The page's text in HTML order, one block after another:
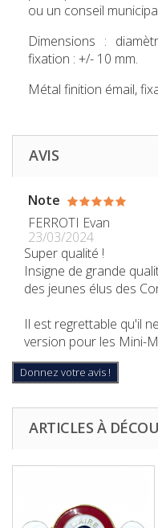
ou un conseil
Dimensions :
fixation : +/- 10 mm.
Métal finition émail,
AVIS
Note
FERROTI Evan
23/03/2024
Super qualité !
Insigne de grande
des jeunes élus des
Il est regrettable qu'il
version pour les Mini-
Donnez votre avis !
ARTICLES À